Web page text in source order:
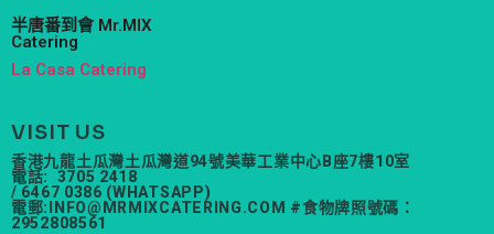
半唐番到會 Mr.MIX
Catering
La Casa Catering
VISIT US
香港九龍土瓜灣土瓜灣道94號美華工業中心B座7樓10室
電話: 3705 2418
/ 6467 0386 (WHATSAPP)
電郵:
INFO@MRMIXCATERING.COM #食物牌照號碼：
2952808561